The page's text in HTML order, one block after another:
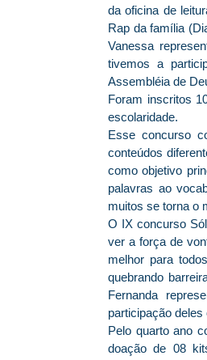
da oficina de
Rap da família
Vanessa
tivemos a
Assembléia de
Foram inscritos
escolaridade.
Esse concurso
conteúdos
como objetivo
palavras ao
muitos se torna o
O IX concurso
ver a força de
melhor para
quebrando
Fernanda
participação
Pelo quarto ano
doação de 08